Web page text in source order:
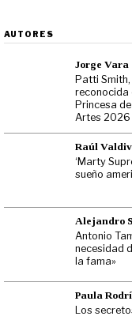
AUTORES
Jorge Vara
Patti
reconocida
Princesa
Artes 2026
Raúl
‘Marty
sueño
Alejandro
Antonio
necesidad
la fama»
Paula
Los